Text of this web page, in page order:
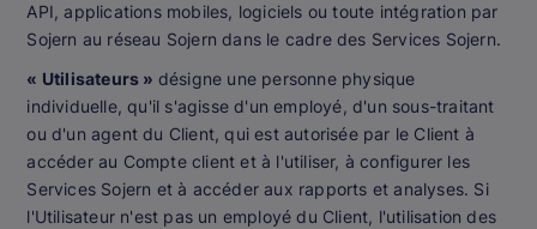
API, applications mobiles, logiciels ou toute intégration par
Sojern au réseau Sojern dans le cadre des Services Sojern.
« Utilisateurs » désigne une personne physique
individuelle, qu'il s'agisse d'un employé, d'un sous-traitant
ou d'un agent du Client, qui est autorisée par le Client à
accéder au Compte client et à l'utiliser, à configurer les
Services Sojern et à accéder aux rapports et analyses. Si
l'Utilisateur n'est pas un employé du Client, l'utilisation des